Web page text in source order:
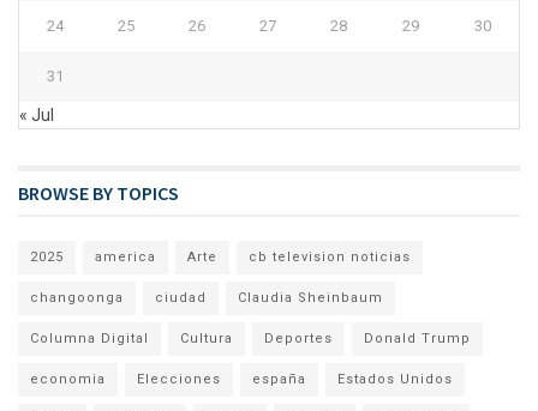
24 25 26 27 28 29 30
31
« Jul
BROWSE BY TOPICS
2025 america Arte cb television noticias
changoonga ciudad Claudia Sheinbaum
Columna Digital Cultura Deportes Donald Trump
economia Elecciones españa Estados Unidos